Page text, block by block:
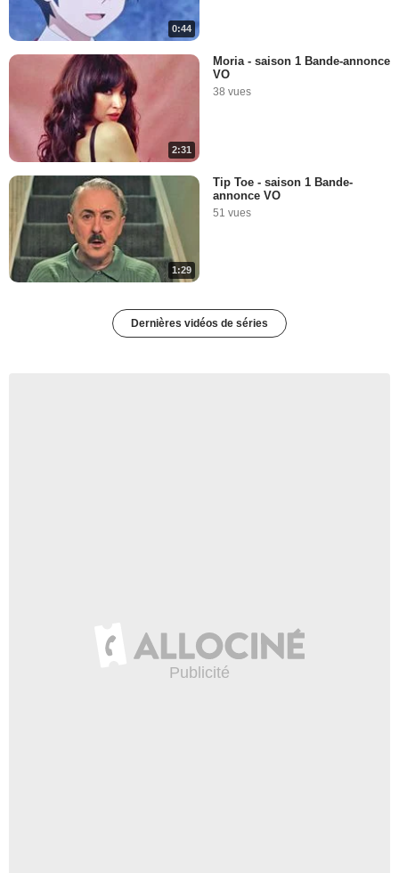
0:44
2:31
Moria - saison 1 Bande-annonce
VO
38 vues
1:29
Tip Toe - saison 1 Bande-
annonce VO
51 vues
Dernières vidéos de séries